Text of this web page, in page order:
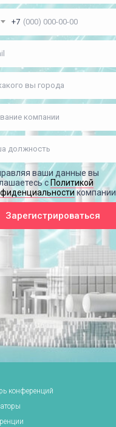
+7
ваши данные вы
с Политикой
компании
Зарегистрироваться
конференций